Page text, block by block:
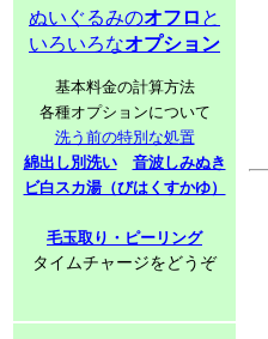
ぬいぐるみのオフロ と
いろいろなオプション
基本料金の計算方法
各種オプションについて
洗う前の特別な処置
綿出し別洗い
音波しみぬき
ビ白スカ湯（びはくすかゆ）
毛玉取り・ピーリング
タイムチャージをどうぞ